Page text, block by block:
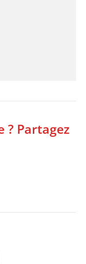
? Partagez